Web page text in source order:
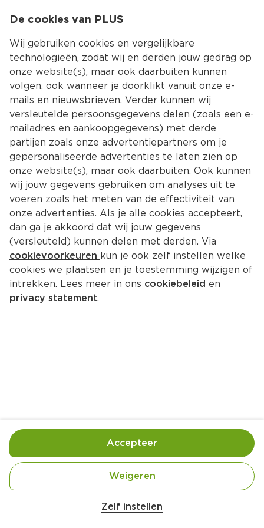
Kies jouw
Ingrediënten Bereiding
De cookies van PLUS
Wij gebruiken cookies en vergelijkbare
technologieën, zodat wij en derden jouw gedrag op
onze website(s), maar ook daarbuiten kunnen
volgen, ook wanneer je doorklikt vanuit onze e-
mails en nieuwsbrieven. Verder kunnen wij
versleutelde persoonsgegevens delen (zoals een e-
mailadres en aankoopgegevens) met derde
partijen zoals onze advertentiepartners om je
gepersonaliseerde advertenties te laten zien op
onze website(s), maar ook daarbuiten. Ook kunnen
wij jouw gegevens gebruiken om analyses uit te
voeren zoals het meten van de effectiviteit van
onze advertenties. Als je alle cookies accepteert,
dan ga je akkoord dat wij jouw gegevens
(versleuteld) kunnen delen met derden. Via
cookievoorkeuren kun je ook zelf instellen welke
cookies we plaatsen en je toestemming wijzigen of
intrekken. Lees meer in ons cookiebeleid en
privacy statement.
Zelf instellen
Weigeren
Accepteer